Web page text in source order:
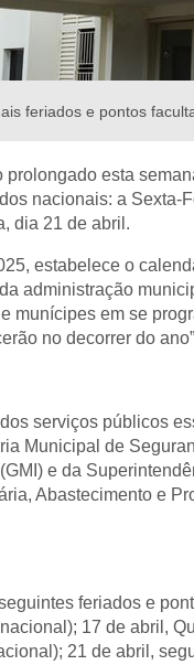
feriados e pontos
esta
nacionais: a Sexta-
dia 21 de abril.
estabelece o
administração
munícipes em se
no decorrer do
serviços públicos
Municipal de
e da
Abastecimento e
feriados e
17 de abril,
21 de abril,